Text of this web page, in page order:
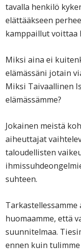
tavalla henkilö
elättääkseen
kamppaillut voittaa
Miksi aina ei
elämässäni jotain
Miksi Taivaallinen
elämässämme?
Jokainen meistä
aiheuttajat
taloudellisten
suhteen.
huomaamme, että
suunnitelmaa.
ennen kuin